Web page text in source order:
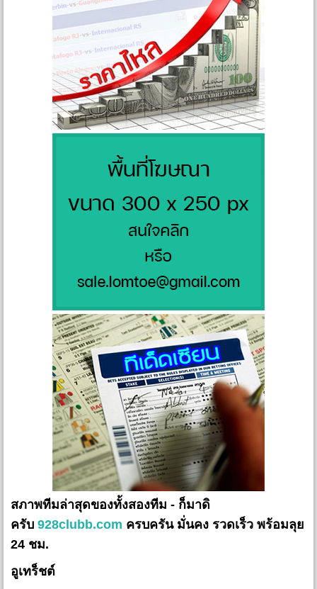
สภาพทีมล่าสุดของทั้งสองทีม - ก็มาดิ
ครับ 928clubb.com ครบครัน มั่นคง รวดเร็ว พร้อมลุย
24 ชม.
อูเทร็ชต์